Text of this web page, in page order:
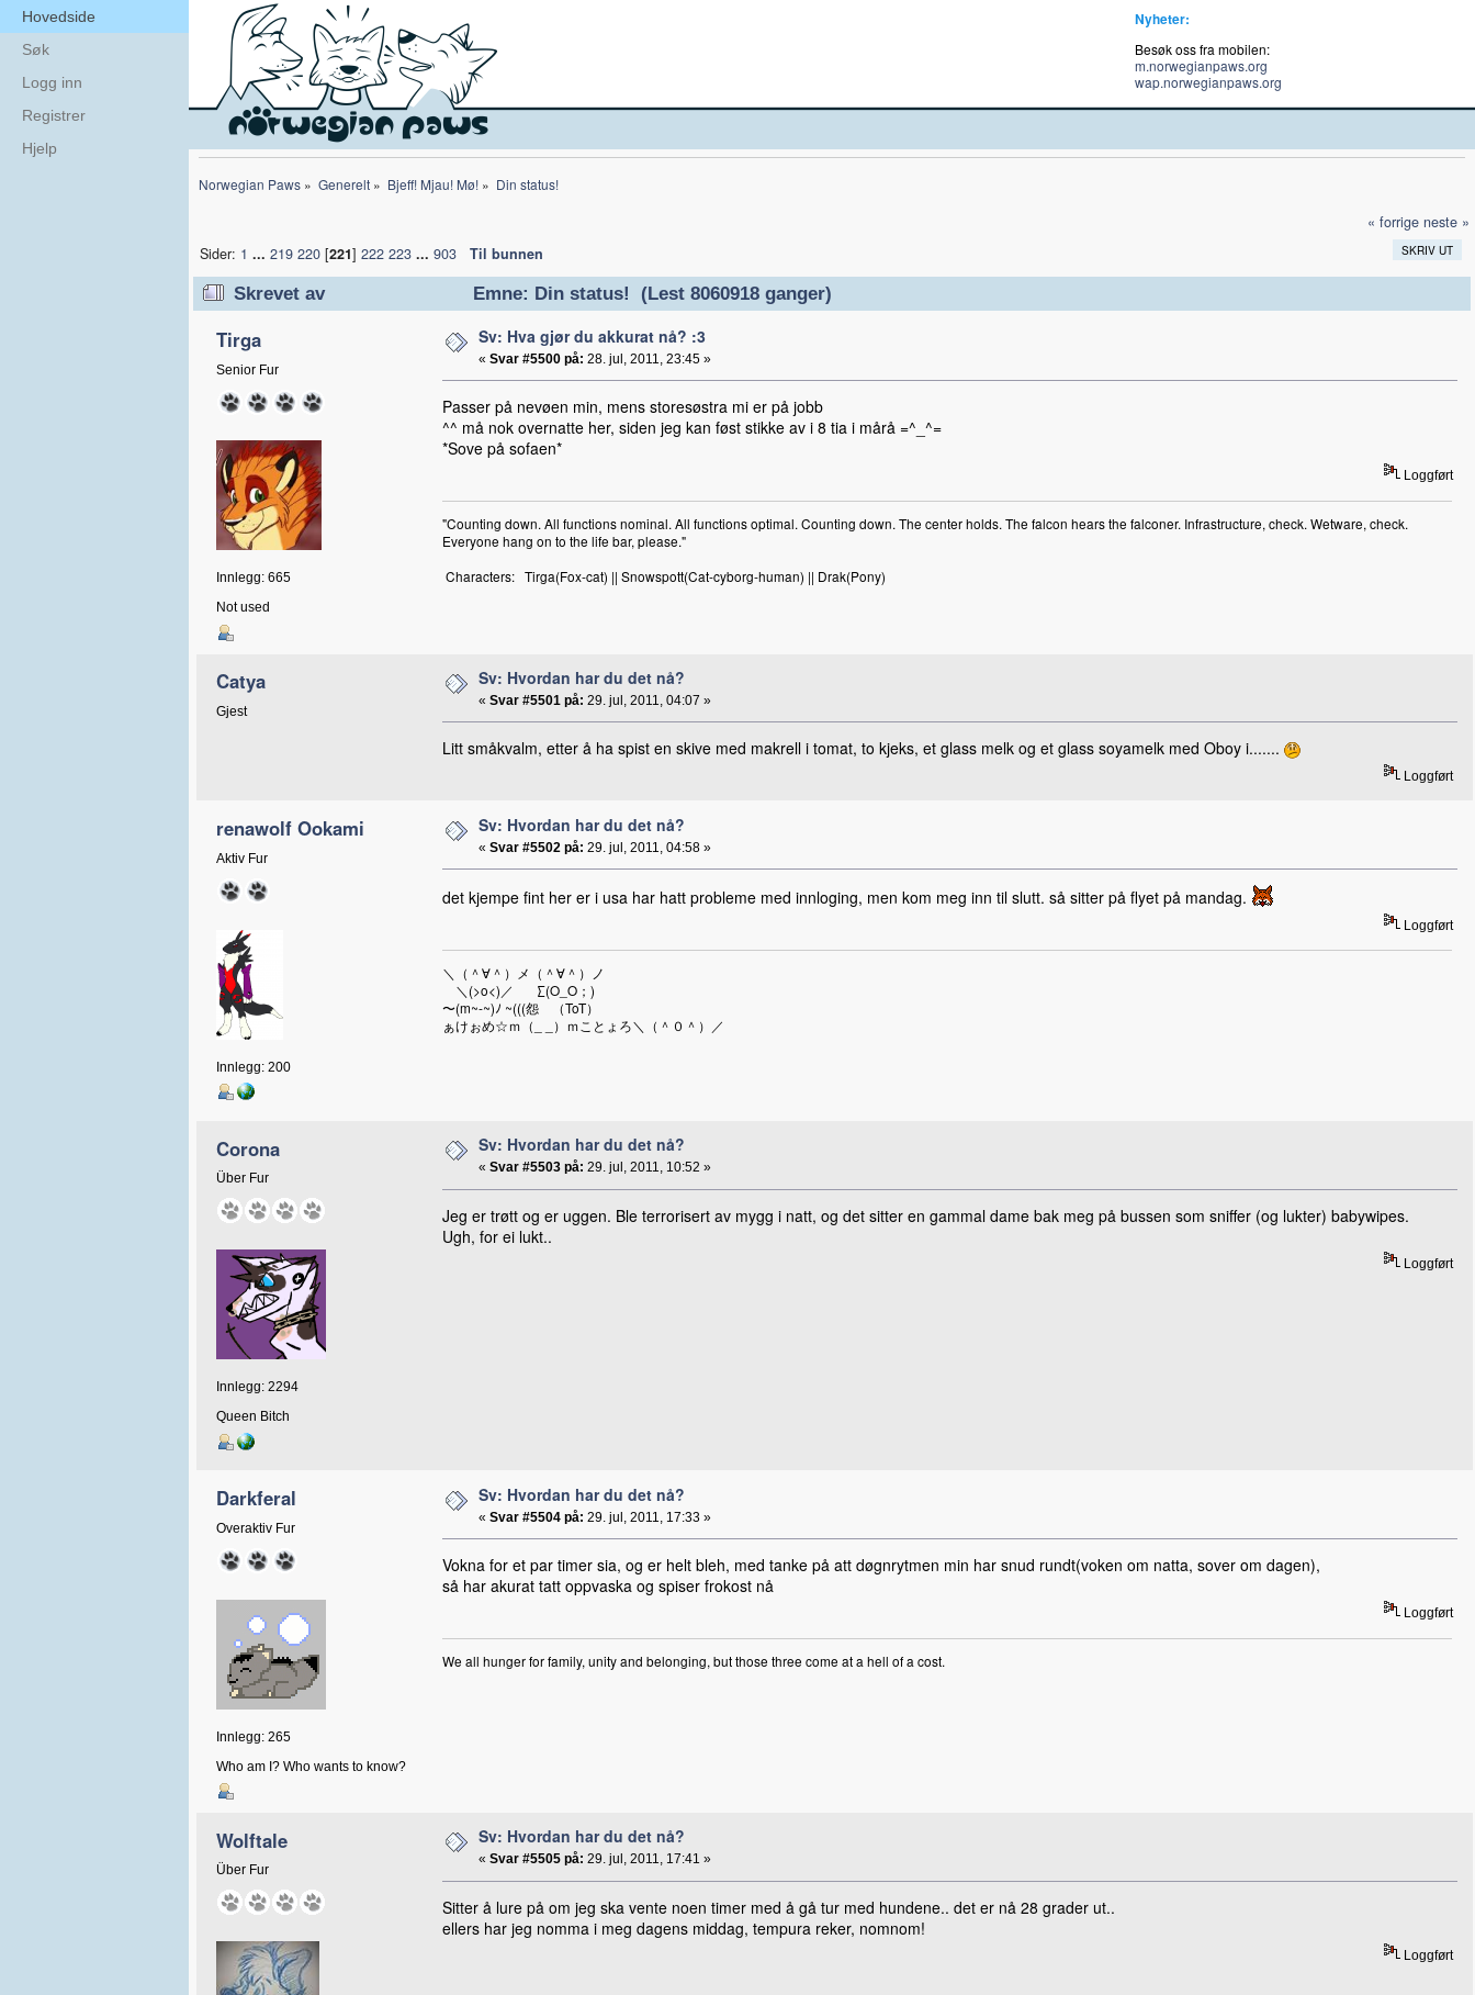
Nyheter:
Besøk oss fra mobilen:
m.norwegianpaws.org
wap.norwegianpaws.org
Hovedside
Søk
Logg inn
Registrer
Hjelp
Norwegian Paws » Generelt» Bjeff! Mjau! Mø!» Din status!
« forrige neste »
SKRIV UT
Sider: 1 ... 219 220[221] 222 223 ... 903 Til bunnen
Skrevet av Emne: Din status! (Lest 8060918 ganger)
Tirga
Senior Fur
Innlegg: 665
Not used
Sv: Hva gjør du akkurat nå? :3
« Svar #5500 på: 28. jul, 2011, 23:45 »
Passer på nevøen min, mens storesøstra mi er på jobb
^^ må nok overnatte her, siden jeg kan føst stikke av i 8 tia i mårå =^_^=
*Sove på sofaen*
Loggført
"Counting down. All functions nominal. All functions optimal. Counting down. The center holds. The falcon hears the falconer. Infrastructure, check. Wetware, check.
Everyone hang on to the life bar, please."
Characters: Tirga(Fox-cat) || Snowspott(Cat-cyborg-human) || Drak(Pony)
Catya
Gjest
Sv: Hvordan har du det nå?
« Svar #5501 på: 29. jul, 2011, 04:07 »
Litt småkvalm, etter å ha spist en skive med makrell i tomat, to kjeks, et glass melk og et glass soyamelk med Oboy i.......
Loggført
renawolf Ookami
Aktiv Fur
Innlegg: 200
Sv: Hvordan har du det nå?
« Svar #5502 på: 29. jul, 2011, 04:58 »
det kjempe fint her er i usa har hatt probleme med innloging, men kom meg inn til slutt. så sitter på flyet på mandag.
Loggført
＼（＾∀＾）メ（＾∀＾）ノ
＼(>o<)／ ∑(O_O；)
〜(m~-~)ﾉ ~(((怨 （ToT）
ぁけぉめ☆ｍ（_ _）ｍことょろ＼（＾０＾）／
Corona
Über Fur
Innlegg: 2294
Queen Bitch
Sv: Hvordan har du det nå?
« Svar #5503 på: 29. jul, 2011, 10:52 »
Jeg er trøtt og er uggen. Ble terrorisert av mygg i natt, og det sitter en gammal dame bak meg på bussen som sniffer (og lukter) babywipes.
Ugh, for ei lukt..
Loggført
Darkferal
Overaktiv Fur
Innlegg: 265
Who am I? Who wants to know?
Sv: Hvordan har du det nå?
« Svar #5504 på: 29. jul, 2011, 17:33 »
Vokna for et par timer sia, og er helt bleh, med tanke på att døgnrytmen min har snud rundt(voken om natta, sover om dagen),
så har akurat tatt oppvaska og spiser frokost nå
Loggført
We all hunger for family, unity and belonging, but those three come at a hell of a cost.
Wolftale
Über Fur
Sv: Hvordan har du det nå?
« Svar #5505 på: 29. jul, 2011, 17:41 »
Sitter å lure på om jeg ska vente noen timer med å gå tur med hundene.. det er nå 28 grader ut..
ellers har jeg nomma i meg dagens middag, tempura reker, nomnom!
Loggført